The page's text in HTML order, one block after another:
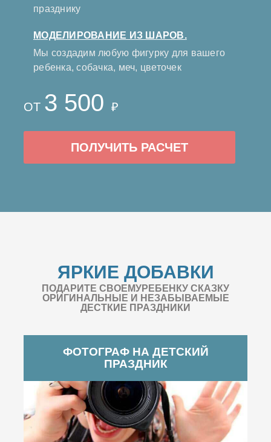
празднику
МОДЕЛИРОВАНИЕ ИЗ ШАРОВ.
Мы создадим любую фигурку для вашего
ребенка, собачка, меч, цветочек
ОТ 3 500 ₽
ПОЛУЧИТЬ РАСЧЕТ
ЯРКИЕ ДОБАВКИ
ПОДАРИТЕ СВОЕМУРЕБЕНКУ СКАЗКУ
ОРИГИНАЛЬНЫЕ И НЕЗАБЫВАЕМЫЕ
ДЕСТКИЕ ПРАЗДНИКИ
ФОТОГРАФ НА ДЕТСКИЙ
ПРАЗДНИК